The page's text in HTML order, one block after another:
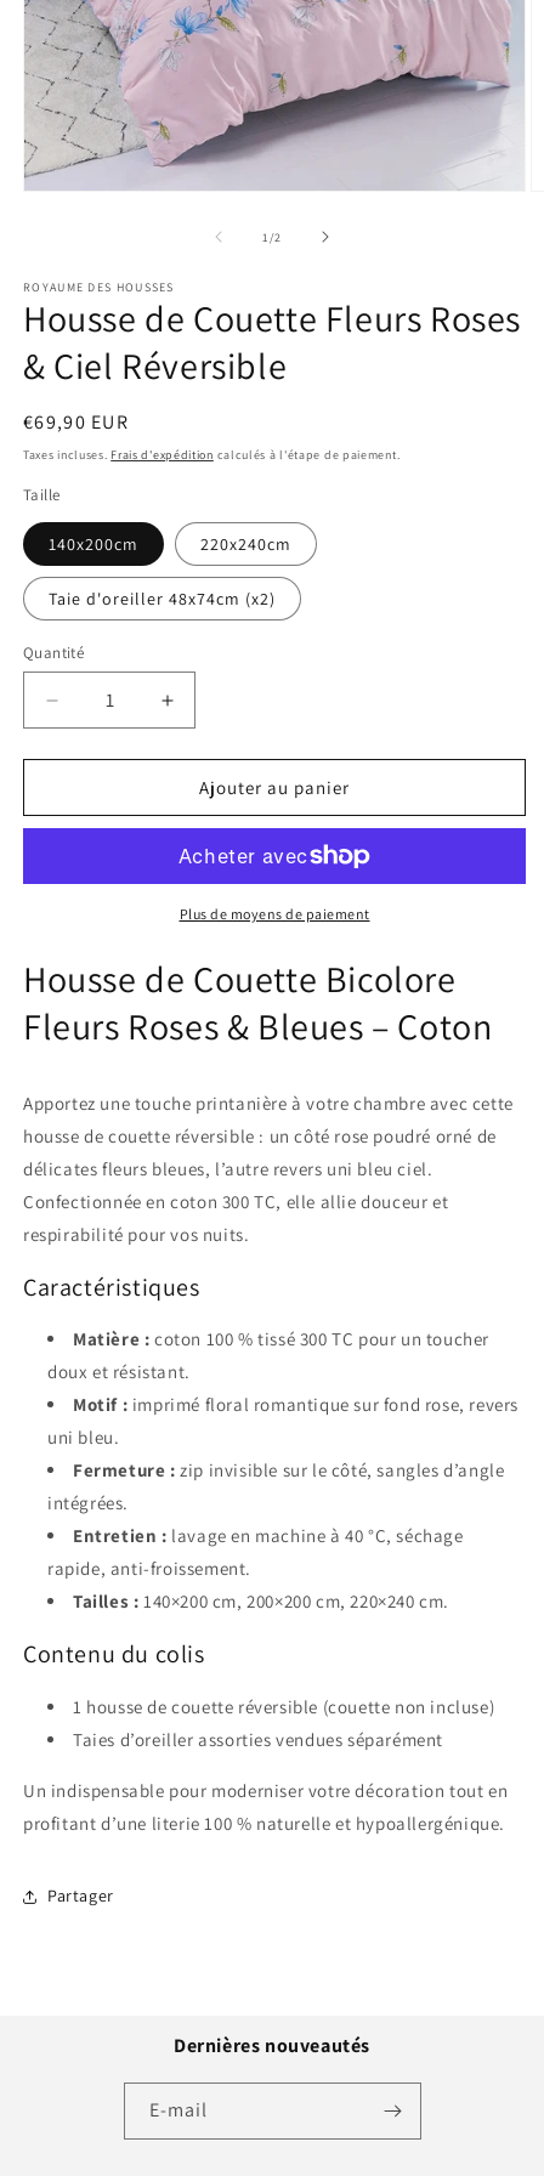
une
fenêtre
modale
1/de2
ROYAUME DES HOUSSES
Housse de Couette Fleurs Roses
& Ciel Réversible
Prix
habituel
€69,90 EUR
Taxes incluses. Frais d'expédition calculés à l'étape de paiement.
Taille
140x200cm 220x240cm
Taie d'oreiller 48x74cm (x2)
Quantité
Réduire
la
quantité
Housse
Fleurs
Réversible
Augmenter
la
quantité
Housse
Couette
Fleurs
Roses
Ciel
Réversible
Ajouter au panier
Plus de moyens de paiement
Housse de Couette Bicolore
Fleurs Roses & Bleues – Coton
Apportez une touche printanière à votre chambre avec cette
housse de couette réversible : un côté rose poudré orné de
délicates fleurs bleues, l’autre revers uni bleu ciel.
Confectionnée en coton 300 TC, elle allie douceur et
respirabilité pour vos nuits.
Caractéristiques
Matière : coton 100 % tissé 300 TC pour un toucher
doux et résistant.
Motif : imprimé floral romantique sur fond rose, revers
uni bleu.
Fermeture : zip invisible sur le côté, sangles d’angle
intégrées.
Entretien : lavage en machine à 40 °C, séchage
rapide, anti-froissement.
Tailles : 140×200 cm, 200×200 cm, 220×240 cm.
Contenu du colis
1 housse de couette réversible (couette non incluse)
Taies d’oreiller assorties vendues séparément
Un indispensable pour moderniser votre décoration tout en
profitant d’une literie 100 % naturelle et hypoallergénique.
Partager
Dernières nouveautés
E-mail